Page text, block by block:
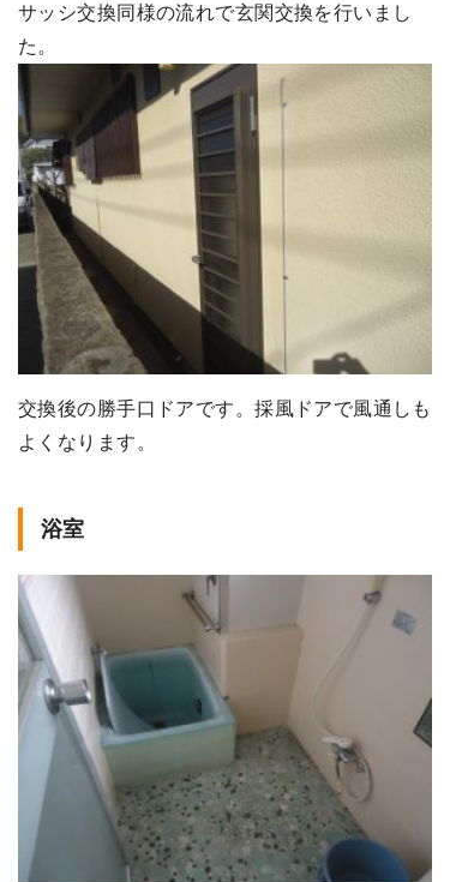
サッシ交換同様の流れで玄関交換を行いまし
た。
交換後の勝手口ドアです。採風ドアで風通しも
よくなります。
浴室